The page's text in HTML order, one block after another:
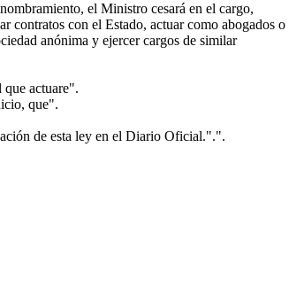
el Ministro cesará en el cargo,
contratos con el Estado, actuar como abogados o
anónima y ejercer cargos de similar
actuare".
que".
de esta ley en el Diario Oficial.".".